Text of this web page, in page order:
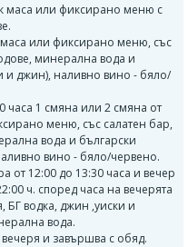
маса или фиксирано меню с
маса или фиксирано меню, със
минерална вода и
и джин), наливно вино - бяло/
часа 1 смяна или 2 смяна от
меню, със салатен бар,
вода и български
вино - бяло/червено.
от 12:00 до 13:30 часа и вечер
ч. според часа на вечерята
БГ водка, джин ,уиски и
вода.
и завършва с обяд.